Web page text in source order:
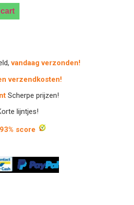
vandaag verzonden!
verzendkosten!
Scherpe prijzen!
lijntjes!
93% score